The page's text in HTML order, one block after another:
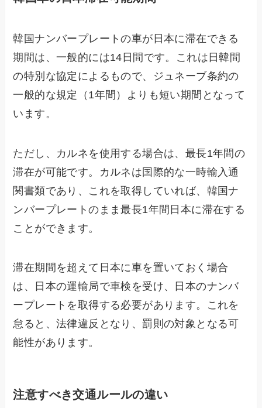
韓国ナンバープレートの車が日本に滞在できる
期間は、一般的には14日間です。これは日韓間
の特別な協定によるもので、ジュネーブ条約の
一般的な規定（1年間）よりも短い期間となって
います。
ただし、カルネを使用する場合は、最長1年間の
滞在が可能です。カルネは国際的な一時輸入通
関書類であり、これを取得していれば、韓国ナ
ンバープレートのまま最長1年間日本に滞在する
ことができます。
滞在期間を超えて日本に車を置いておく場合
は、日本の運輸局で車検を受け、日本のナンバ
ープレートを取得する必要があります。これを
怠ると、法律違反となり、罰則の対象となる可
能性があります。
注意すべき交通ルールの違い